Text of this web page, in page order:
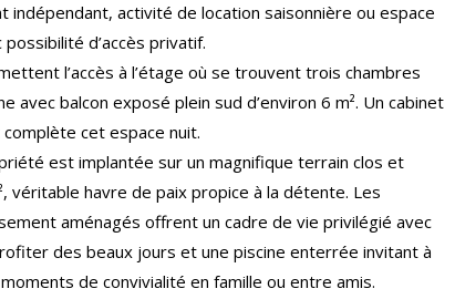
indépendant, activité de location saisonnière ou espace
d’accès privatif.
l’accès à l’étage où se trouvent trois chambres
avec balcon exposé plein sud d’environ 6 m². Un cabinet
cet espace nuit.
est implantée sur un magnifique terrain clos et
véritable havre de paix propice à la détente. Les
aménagés offrent un cadre de vie privilégié avec
des beaux jours et une piscine enterrée invitant à
de convivialité en famille ou entre amis.